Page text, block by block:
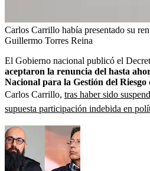
Carlos Carrillo había presentado su
Guillermo Torres Reina
El Gobierno nacional publicó el
aceptaron la renuncia del hasta
Nacional para la Gestión del
Carlos Carrillo, tras haber sido
supuesta participación indebida en